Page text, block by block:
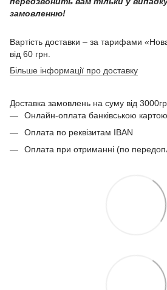
замовленню!
Вартість доставки – за тарифами
від 60 грн.
Більше інформації про доставку
Доставка замовлень на суму від
Онлайн-оплата банківською
Оплата по реквізитам IBAN
Оплата при отриманні (по